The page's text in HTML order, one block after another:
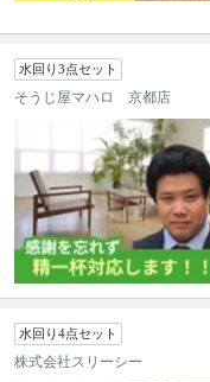
水回り3点セット
そうじ屋マハロ 京都店
水回り4点セット
株式会社スリーシー